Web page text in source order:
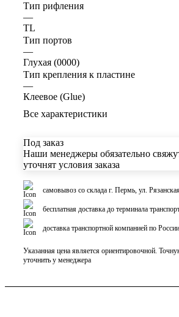
Тип рифления
—
TL
Тип портов
—
Глухая (0000)
Тип крепления к пластине
—
Клеевое (Glue)
Все характеристики
Под заказ
Наши менеджеры обязательно
уточнят условия заказа
самовывоз со склада г. Пермь, ул.
бесплатная доставка до терминала
доставка транспортной компанией по
Указанная цена является ориентировочной.
уточнить у менеджера